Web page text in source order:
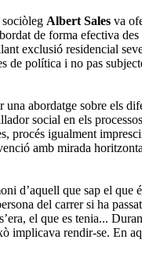
Albert Sales va
de forma efectiva
exclusió residencial
política i no pas
una abordatge sobre els
social en els
procés igualment
amb mirada
d’aquell que sap el
del carrer si ha
el que es tenia...
rendir-se. En